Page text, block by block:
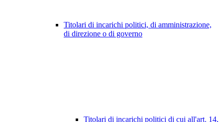
Titolari di incarichi politici, di amministrazione,
di direzione o di governo
Titolari di incarichi politici di cui all'art. 14,